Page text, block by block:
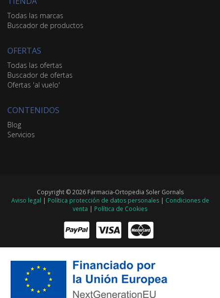
Todas las marcas
Buscador de productos
OFERTAS
Todas las ofertas
Buscador de ofertas
Ofertas 'al vuelo'
CONTENIDOS
Blog
Servicios
Copyright © 2026 Farmacia-Ortopedia Soler Gornals
Aviso legal | Política protección de datos personales| Condiciones de
venta | Política de Cookies